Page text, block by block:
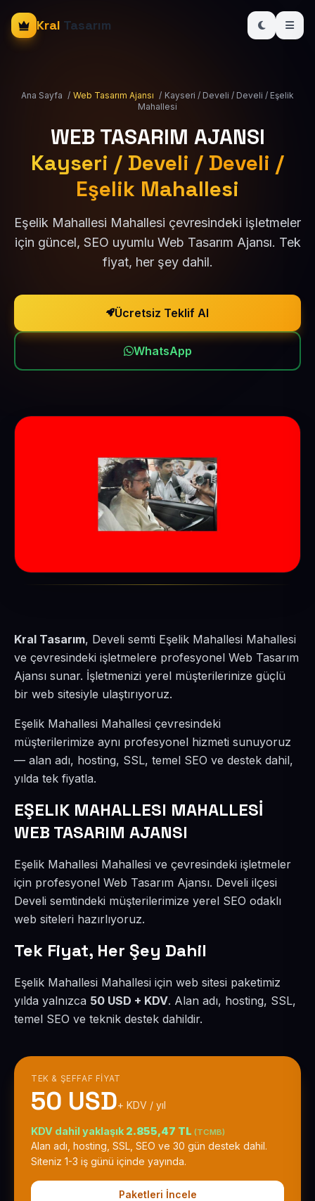
Kral Tasarım
Ana Sayfa / Web Tasarım Ajansı / Kayseri / Develi / Develi / Eşelik
Mahallesi
WEB TASARIM AJANSI
Kayseri / Develi / Develi /
Eşelik Mahallesi
Eşelik Mahallesi Mahallesi çevresindeki işletmeler
için güncel, SEO uyumlu Web Tasarım Ajansı. Tek
fiyat, her şey dahil.
Ücretsiz Teklif Al
WhatsApp
Kral Tasarım, Develi semti Eşelik Mahallesi Mahallesi
ve çevresindeki işletmelere profesyonel Web Tasarım
Ajansı sunar. İşletmenizi yerel müşterilerinize güçlü
bir web sitesiyle ulaştırıyoruz.
Eşelik Mahallesi Mahallesi çevresindeki
müşterilerimize aynı profesyonel hizmeti sunuyoruz
— alan adı, hosting, SSL, temel SEO ve destek dahil,
yılda tek fiyatla.
EŞELIK MAHALLESI MAHALLESİ
WEB TASARIM AJANSI
Eşelik Mahallesi Mahallesi ve çevresindeki işletmeler
için profesyonel Web Tasarım Ajansı. Develi ilçesi
Develi semtindeki müşterilerimize yerel SEO odaklı
web siteleri hazırlıyoruz.
Tek Fiyat, Her Şey Dahil
Eşelik Mahallesi Mahallesi için web sitesi paketimiz
yılda yalnızca 50 USD + KDV. Alan adı, hosting, SSL,
temel SEO ve teknik destek dahildir.
TEK & ŞEFFAF FIYAT
50 USD+ KDV / yıl
KDV dahil yaklaşık 2.855,47 TL (TCMB)
Alan adı, hosting, SSL, SEO ve 30 gün destek dahil.
Siteniz 1-3 iş günü içinde yayında.
Paketleri İncele